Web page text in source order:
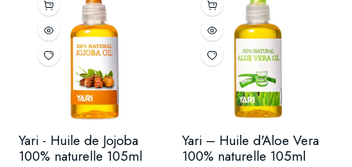
Yari - Huile de Jojoba
100% naturelle 105ml
Yari – Huile d'Aloe Vera
100% naturelle 105ml